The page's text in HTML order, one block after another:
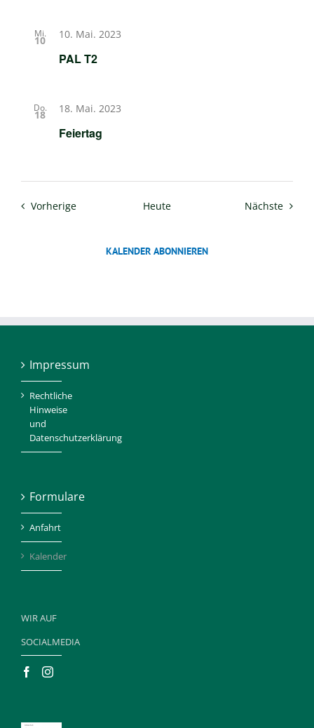
Mi.
10
PAL T2
10. Mai. 2023
Do.
18
Feiertag
18. Mai. 2023
VorherigeVeranstaltungenHeute Nächste
KALENDER ABONNIEREN
Impressum
Rechtliche
Hinweise
und
Datenschutzerklärung
Formulare
Anfahrt
Kalender
WIR AUF
SOCIALMEDIA